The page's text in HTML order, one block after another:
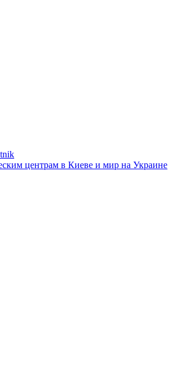
центрам в Киеве и мир на Украине